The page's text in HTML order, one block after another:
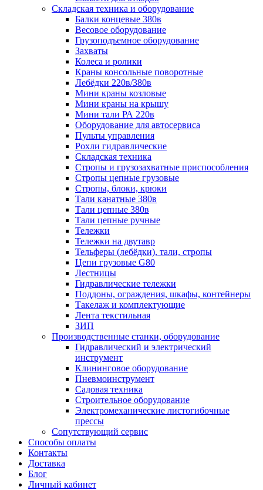
Складская техника и оборудование
Балки концевые 380в
Весовое оборудование
Грузоподъемное оборудование
Захваты
Колеса и ролики
Краны консольные поворотные
Лебёдки 220в/380в
Мини краны козловые
Мини краны на крышу
Мини тали РА 220в
Оборудование для автосервиса
Пульты управления
Рохли гидравлические
Складская техника
Стропы и грузозахватные приспособления
Стропы цепные грузовые
Стропы, блоки, крюки
Тали канатные 380в
Тали цепные 380в
Тали цепные ручные
Тележки
Тележки на двутавр
Тельферы (лебёдки), тали, стропы
Цепи грузовые G80
Лестницы
Гидравлические тележки
Поддоны, ограждения, шкафы, контейнеры
Такелаж и комплектующие
Лента текстильная
ЗИП
Производственные станки, оборудование
Гидравлический и электрический
инструмент
Клининговое оборудование
Пневмоинструмент
Садовая техника
Строительное оборудование
Электромеханические листогибочные
прессы
Сопутствующий сервис
Способы оплаты
Контакты
Доставка
Блог
Личный кабинет